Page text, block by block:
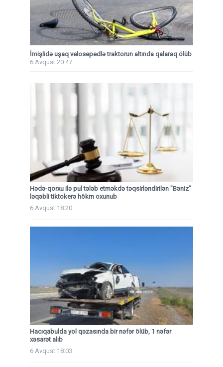
İmişlidə uşaq velosepedlə traktorun altında qalaraq ölüb
6 Avqust 20:47
Hədə-qorxu ilə pul tələb etməkdə təqsirləndirilən "Bəniz"
ləqəbli tiktokerə hökm oxunub
6 Avqust 18:20
Hacıqabulda yol qəzasında bir nəfər ölüb, 1 nəfər
xəsarət alıb
6 Avqust 18:03